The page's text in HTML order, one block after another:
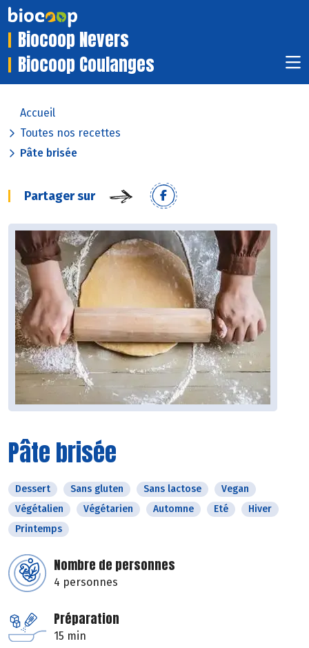
Biocoop Nevers
Biocoop Coulanges
Accueil
Toutes nos recettes
Pâte brisée
Partager sur
Pâte brisée
Dessert Sans gluten Sans lactose
Vegan
Végétalien
Végétarien Automne Eté
Hiver
Printemps
Nombre de personnes
4 personnes
Préparation
15 min